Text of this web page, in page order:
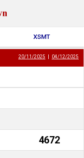
XSMT
20/11/2025 04/12/2025
4672